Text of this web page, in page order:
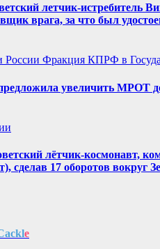
летчик-
врага, за что был
России Фракция КПРФ в
увеличить МРОТ
лётчик-космонавт,
сделав 17 оборотов вокруг
e